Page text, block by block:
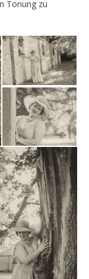
Tonung zu